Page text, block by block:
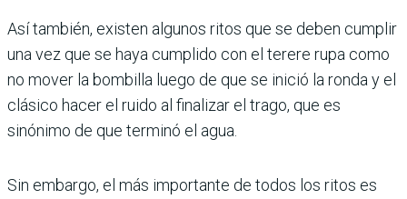
Así también, existen algu­nos ritos que se deben cum­plir
una vez que se haya cumplido con el terere rupa como
no mover la bombi­lla luego de que se inició la ronda y el
clásico hacer el ruido al finalizar el trago, que es
sinónimo de que ter­minó el agua.
Sin embargo, el más impor­tante de todos los ritos es